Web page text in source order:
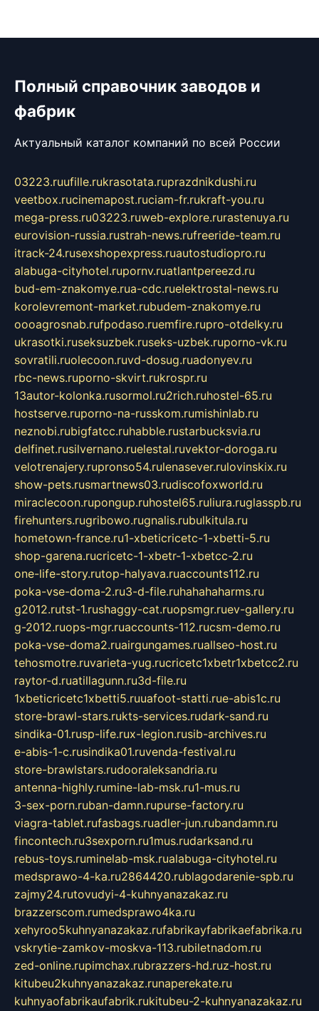
Полный справочник заводов и
фабрик
Актуальный каталог компаний по всей России
03223.ruufille.rukrasotata.ruprazdnikdushi.ru
veetbox.rucinemapost.ruciam-fr.rukraft-you.ru
mega-press.ru03223.ruweb-explore.rurastenuya.ru
eurovision-russia.rustrah-news.rufreeride-team.ru
itrack-24.rusexshopexpress.ruautostudiopro.ru
alabuga-cityhotel.rupornv.ruatlantpereezd.ru
bud-em-znakomye.rua-cdc.ruelektrostal-news.ru
korolevremont-market.rubudem-znakomye.ru
oooagrosnab.rufpodaso.ruemfire.rupro-otdelky.ru
ukrasotki.ruseksuzbek.ruseks-uzbek.ruporno-vk.ru
sovratili.ruolecoon.ruvd-dosug.ruadonyev.ru
rbc-news.ruporno-skvirt.rukrospr.ru
13autor-kolonka.rusormol.ru2rich.ruhostel-65.ru
hostserve.ruporno-na-russkom.rumishinlab.ru
neznobi.rubigfatcc.ruhabble.rustarbucksvia.ru
delfinet.rusilvernano.ruelestal.ruvektor-doroga.ru
velotrenajery.rupronso54.rulenasever.rulovinskix.ru
show-pets.rusmartnews03.rudiscofoxworld.ru
miraclecoon.rupongup.ruhostel65.ruliura.ruglasspb.ru
firehunters.rugribowo.rugnalis.rubulkitula.ru
hometown-france.ru1-xbeticricetc-1-xbetti-5.ru
shop-garena.rucricetc-1-xbetr-1-xbetcc-2.ru
one-life-story.rutop-halyava.ruaccounts112.ru
poka-vse-doma-2.ru3-d-file.ruhahahaharms.ru
g2012.rutst-1.rushaggy-cat.ruopsmgr.ruev-gallery.ru
g-2012.ruops-mgr.ruaccounts-112.rucsm-demo.ru
poka-vse-doma2.ruairgungames.ruallseo-host.ru
tehosmotre.ruvarieta-yug.rucricetc1xbetr1xbetcc2.ru
raytor-d.ruatillagunn.ru3d-file.ru
1xbeticricetc1xbetti5.ruuafoot-statti.rue-abis1c.ru
store-brawl-stars.rukts-services.rudark-sand.ru
sindika-01.rusp-life.rux-legion.rusib-archives.ru
e-abis-1-c.rusindika01.ruvenda-festival.ru
store-brawlstars.rudooraleksandria.ru
antenna-highly.rumine-lab-msk.ru1-mus.ru
3-sex-porn.ruban-damn.rupurse-factory.ru
viagra-tablet.rufasbags.ruadler-jun.rubandamn.ru
fincontech.ru3sexporn.ru1mus.rudarksand.ru
rebus-toys.ruminelab-msk.rualabuga-cityhotel.ru
medsprawo-4-ka.ru2864420.rublagodarenie-spb.ru
zajmy24.rutovudyi-4-kuhnyanazakaz.ru
brazzerscom.rumedsprawo4ka.ru
xehyroo5kuhnyanazakaz.rufabrikayfabrikaefabrika.ru
vskrytie-zamkov-moskva-113.rubiletnadom.ru
zed-online.rupimchax.rubrazzers-hd.ruz-host.ru
kitubeu2kuhnyanazakaz.runaperekate.ru
kuhnyaofabrikaufabrik.rukitubeu-2-kuhnyanazakaz.ru